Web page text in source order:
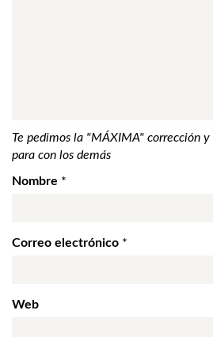
Te pedimos la "MÁXIMA" corrección
para con los demás
Nombre *
Correo electrónico *
Web